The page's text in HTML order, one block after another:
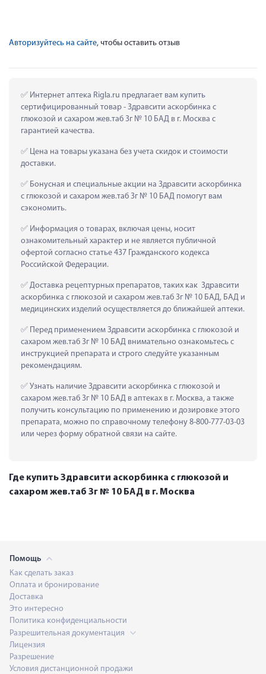
Авторизуйтесь на сайте, чтобы оставить отзыв
Интернет аптека Rigla.ru предлагает вам купить
сертифицированный товар - Здравсити аскорбинка с
глюкозой и сахаром жев.таб 3г № 10 БАД в г. Москва с
гарантией качества.
Цена на товары указана без учета скидок и стоимости
доставки.
Бонусная и специальные акции на Здравсити аскорбинка
с глюкозой и сахаром жев.таб 3г № 10 БАД помогут вам
сэкономить.
Информация о товарах, включая цены, носит
ознакомительный характер и не является публичной
офертой согласно статье 437 Гражданского кодекса
Российской Федерации.
Доставка рецептурных препаратов, таких как  Здравсити
аскорбинка с глюкозой и сахаром жев.таб 3г № 10 БАД, БАД и
медицинских изделий осуществляется до ближайшей аптеки.
Перед применением Здравсити аскорбинка с глюкозой и
сахаром жев.таб 3г № 10 БАД внимательно ознакомьтесь с
инструкцией препарата и строго следуйте указанным
рекомендациям.
Узнать наличие Здравсити аскорбинка с глюкозой и
сахаром жев.таб 3г № 10 БАД в аптеках в г. Москва, а также
получить консультацию по применению и дозировке этого
препарата, можно по справочному телефону 8-800-777-03-03
или через форму обратной связи на сайте.
Где купить Здравсити аскорбинка с глюкозой и
сахаром жев.таб 3г № 10 БАД в г. Москва
Помощь
Как сделать заказ
Оплата и бронирование
Доставка
Это интересно
Политика конфиденциальности
Разрешительная документация
Лицензия
Разрешение
Условия дистанционной продажи